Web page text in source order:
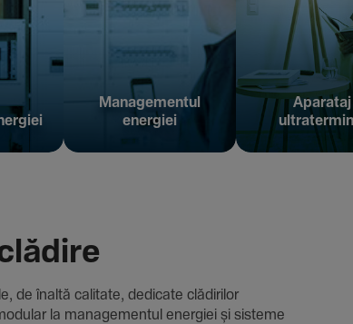
Managementul
energiei
Aparataj
de înaltă cali­tate, dedi­cate clădi­rilor
la managementul energiei și sisteme